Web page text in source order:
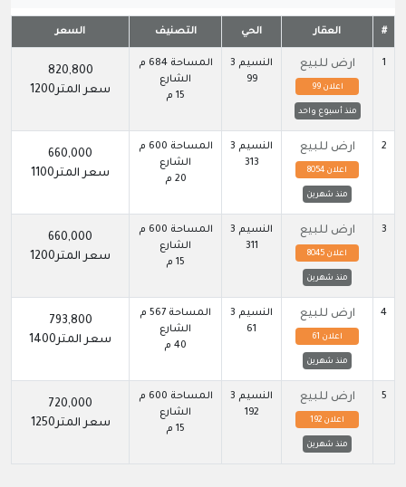
# العقار الحي التصنيف السعر
1 ارض للبيع
اعلان 99
منذ أسبوع واحد
النسيم 3
99
المساحة 684 م
الشارع
15 م
820,800
سعر المتر1200
2 ارض للبيع
اعلان 8054
منذ شهرين
النسيم 3
313
المساحة 600 م
الشارع
20 م
660,000
سعر المتر1100
3 ارض للبيع
اعلان 8045
منذ شهرين
النسيم 3
311
المساحة 600 م
الشارع
15 م
660,000
سعر المتر1200
4 ارض للبيع
اعلان 61
منذ شهرين
النسيم 3
61
المساحة 567 م
الشارع
40 م
793,800
سعر المتر1400
5 ارض للبيع
اعلان 192
منذ شهرين
النسيم 3
192
المساحة 600 م
الشارع
15 م
720,000
سعر المتر1250